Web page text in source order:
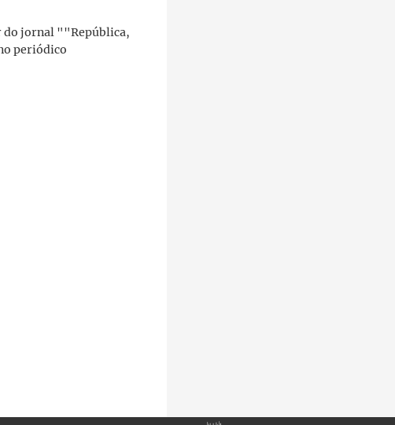
do jornal ""República,
periódico